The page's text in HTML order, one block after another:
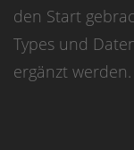
den Start
Types und
ergänzt werden.